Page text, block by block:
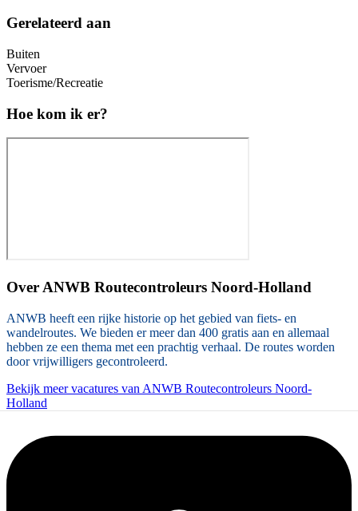
Gerelateerd aan
Buiten
Vervoer
Toerisme/Recreatie
Hoe kom ik er?
Over ANWB Routecontroleurs Noord-Holland
ANWB heeft een rijke historie op het gebied van fiets- en
wandelroutes. We bieden er meer dan 400 gratis aan en allemaal
hebben ze een thema met een prachtig verhaal. De routes worden
door vrijwilligers gecontroleerd.
Bekijk meer vacatures van ANWB Routecontroleurs Noord-
Holland